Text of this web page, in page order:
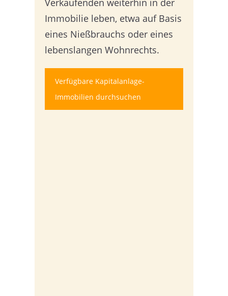
Immobilie leben, etwa auf Basis
eines Nießbrauchs oder eines
lebenslangen Wohnrechts.
Verfügbare Kapitalanlage-
Immobilien durchsuchen